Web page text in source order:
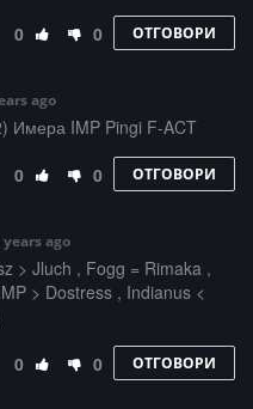
0 0 ОТГОВОРИ
ago
Имера IMP Pingi F-ACT
0 0 ОТГОВОРИ
years ago
> Jluch , Fogg = Rimaka ,
> Dostress , Indianus <
0 0 ОТГОВОРИ